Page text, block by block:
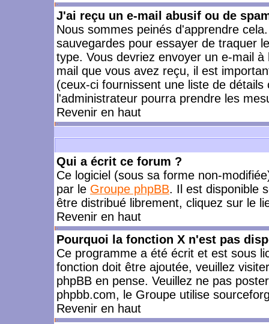
J'ai reçu un e-mail abusif ou de
Nous sommes peinés d'apprendre
sauvegardes pour essayer de traquer
type. Vous devriez envoyer un e-mail
mail que vous avez reçu, il est
(ceux-ci fournissent une liste de
l'administrateur pourra prendre les
Revenir en haut
Qui a écrit ce forum ?
Ce logiciel (sous sa forme non-
par le Groupe phpBB. Il est disponible
être distribué librement, cliquez sur le
Revenir en haut
Pourquoi la fonction X n'est pas
Ce programme a été écrit et est sous
fonction doit être ajoutée, veuillez
phpBB en pense. Veuillez ne pas
phpbb.com, le Groupe utilise
Revenir en haut